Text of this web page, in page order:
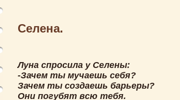
Селена.
Луна спросила у Селены:
-Зачем ты мучаешь себя?
Зачем ты создаешь барьеры?
Они погубят всю тебя.